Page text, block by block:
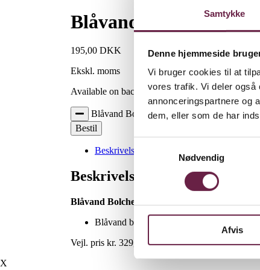
Samtykke
Denne hjemmeside
Vi bruger cookies til at
vores trafik. Vi deler også
annonceringspartnere og
dem, eller som de har
Nødvendig
Afvis
Blåvand Bolcher Large
195,00 DKK
Ekskl. moms
Available on backorder
Blåvand Bolcher Large antal
Bestil
Beskrivelse
Beskrivelse
Blåvand Bolcher Large indeholder:
Blåvand bolcher 1000G
Vejl. pris kr. 329,-
X